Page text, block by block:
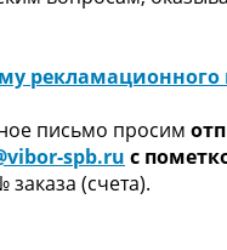
рекламационного
письмо просим
spb.ru с
(счета).